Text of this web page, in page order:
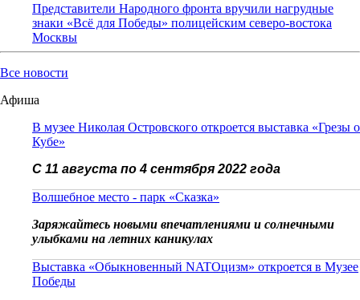
Представители Народного фронта вручили нагрудные
знаки «Всё для Победы» полицейским северо-востока
Москвы
Все новости
Афиша
В музее Николая Островского откроется выставка «Грезы о
Кубе»
С 11 августа по 4 сентября 2022 года
Волшебное место - парк «Сказка»
Заряжайтесь новыми впечатлениями и солнечными
улыбками на летних каникулах
Выставка «Обыкновенный NATOцизм» откроется в Музее
Победы